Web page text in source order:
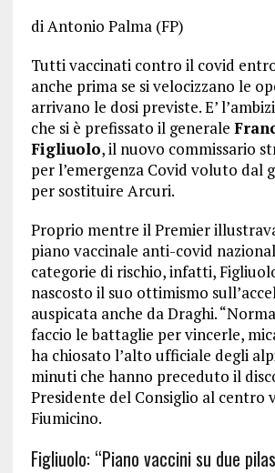
di Antonio Palma (FP)
Tutti vaccinati contro il covid
anche prima se si velocizzano le
arrivano le dosi previste. E’
che si è prefissato il generale
Figliuolo, il nuovo commissario
per l’emergenza Covid voluto dal
per sostituire Arcuri.
Proprio mentre il Premier
piano vaccinale anti-covid
categorie di rischio, infatti,
nascosto il suo ottimismo
auspicata anche da Draghi.
faccio le battaglie per vincerle,
ha chiosato l’alto ufficiale degli
minuti che hanno preceduto il
Presidente del Consiglio al centro
Fiumicino.
Figliuolo: “Piano vaccini su due